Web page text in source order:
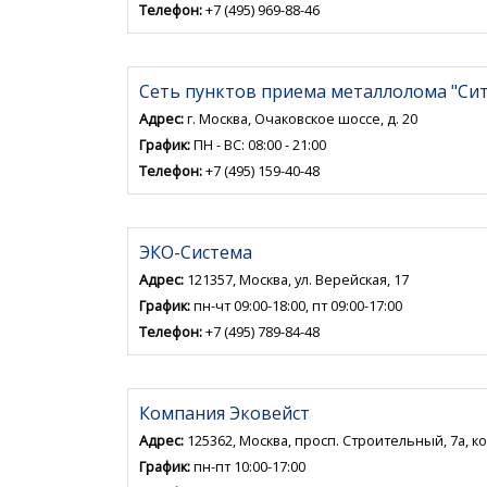
Телефон:+7 (495) 969-88-46
Сеть пунктов приема металлолома
Адрес:г. Москва, Очаковское шоссе, д. 20
График:ПН - ВС: 08:00 - 21:00
Телефон:+7 (495) 159-40-48
ЭКО-Система
Адрес: 121357, Москва, ул. Верейская, 17
График:пн-чт 09:00-18:00, пт 09:00-17:00
Телефон:+7 (495) 789-84-48
Компания Эковейст
Адрес: 125362, Москва, просп. Строительный, 7а,
График:пн-пт 10:00-17:00